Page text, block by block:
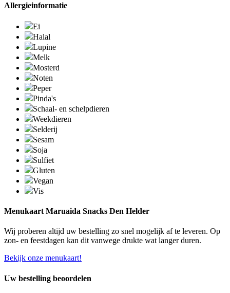
Allergieinformatie
Ei
Halal
Lupine
Melk
Mosterd
Noten
Peper
Pinda's
Schaal- en schelpdieren
Weekdieren
Selderij
Sesam
Soja
Sulfiet
Gluten
Vegan
Vis
Menukaart Maruaida Snacks Den Helder
Wij proberen altijd uw bestelling zo snel mogelijk af te leveren. Op
zon- en feestdagen kan dit vanwege drukte wat langer duren.
Bekijk onze menukaart!
Uw bestelling beoordelen